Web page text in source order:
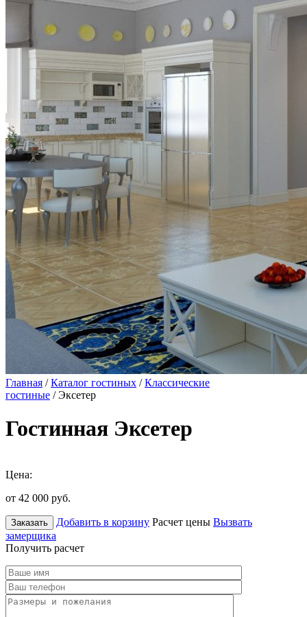
Главная /Каталог гостиных /Классические
гостиные / Эксетер
Гостинная Эксетер
Цена:
от 42 000 руб.
Заказать Добавить в корзину Расчет цены Вызвать
замерщика
Получить расчет